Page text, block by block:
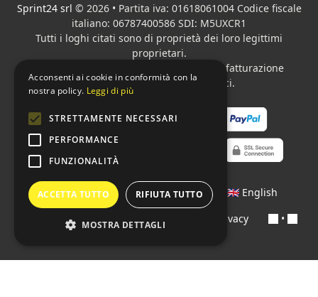
Sprint24 srl © 2026 • Partita iva: 01618061004 Codice fiscale
italiano: 06787400586 SDI: M5UXCR1
Tutti i loghi citati sono di proprietà dei loro legittimi
proprietari.
adibita alla fatturazione
elettronica per gli Enti pubblici.
Lingue: 🇮🇹 Italiano • 🇫🇷 Français
🇬🇧 English
• Condizioni di pagamento Privacy •
Acconsenti ai cookie in conformità con la
nostra policy. Leggi di più
STRETTAMENTE NECESSARI
PERFORMANCE
FUNZIONALITÀ
ACCETTA TUTTO RIFIUTA TUTTO
MOSTRA DETTAGLI